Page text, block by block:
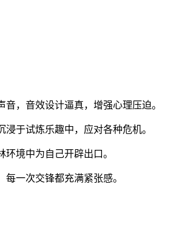
，音效设计逼真，增强心理压迫。
于试炼乐趣中，应对各种危机。
境中为自己开辟出口。
一次交锋都充满紧张感。